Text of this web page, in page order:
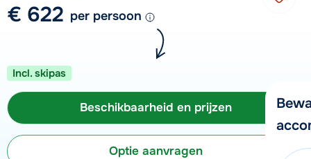
€ 622 per persoon
Incl. skipas
Beschikbaarheid en prijzen
Optie aanvragen